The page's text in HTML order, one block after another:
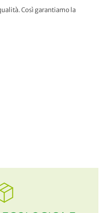
Così garantiamo la